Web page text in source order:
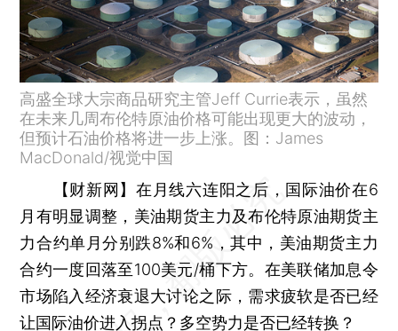
高盛全球大宗商品研究主管Jeff Currie表示，虽然
在未来几周布伦特原油价格可能出现更大的波动，
但预计石油价格将进一步上涨。图：James
MacDonald/视觉中国
【财新网】在月线六连阳之后，国际油价在6
月有明显调整，美油期货主力及布伦特原油期货主
力合约单月分别跌8%和6%，其中，美油期货主力
合约一度回落至100美元/桶下方。在美联储加息令
市场陷入经济衰退大讨论之际，需求疲软是否已经
让国际油价进入拐点？多空势力是否已经转换？